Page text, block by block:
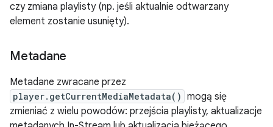
czy zmiana playlisty (np. jeśli aktualnie odtwarzany
element zostanie usunięty).
Metadane
Metadane zwracane przez
player.getCurrentMediaMetadata() mogą się
zmieniać z wielu powodów: przejścia playlisty, aktualizacje